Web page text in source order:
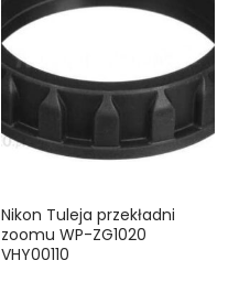
Nikon Tuleja przekładni
zoomu WP-ZG1020
VHY00110